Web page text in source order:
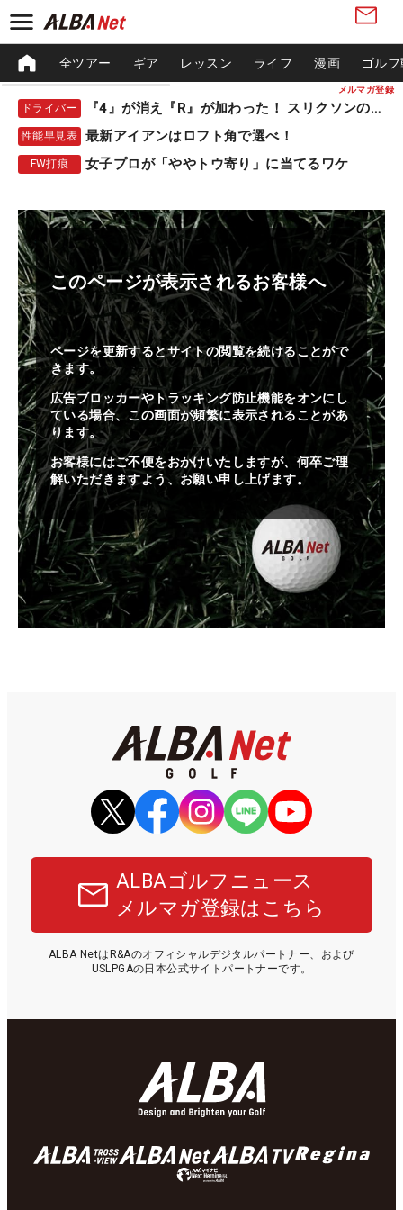
メルマガ登録
全ツアー ギア レッスン ライフ 漫画 ゴル
ドライバー 『4』が消え『R』が加わった！ スリクソンの新作
性能早見表 最新アイアンはロフト角で選べ！
FW打痕 女子プロが「ややトウ寄り」に当てるワケ
このページが表示されるお客様へ
ページを更新するとサイトの閲覧を続けることがで
きます。
広告ブロッカーやトラッキング防止機能をオンにし
ている場合、この画面が頻繁に表示されることがあ
ります。
お客様にはご不便をおかけいたしますが、何卒ご理
解いただきますよう、お願い申し上げます。
ALBAゴルフニュース
メルマガ登録はこちら
ALBA NetはR&Aのオフィシャルデジタルパートナー、および
USLPGAの日本公式サイトパートナーです。